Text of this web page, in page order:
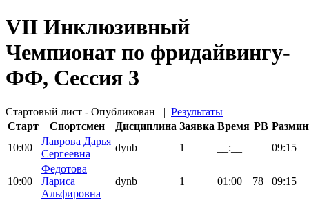
VII Инклюзивный
Чемпионат по фридайвингу-
ФФ, Сессия 3
Стартовый лист - Опубликован | Результаты
Старт
Спортсмен Дисциплина Заявка Время PB
10:00
Лаврова Дарья
Сергеевна
dynb 1 __:__ 09:15
10:00
Федотова
Лариса
Альфировна
dynb 1 01:00 78 09:15